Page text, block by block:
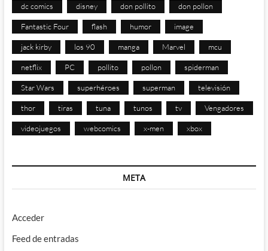
dc comics disney don pollito don pollon
Fantastic Four flash humor image
jack kirby los 90 manga Marvel mcu
netflix PC pollito pollon spiderman
Star Wars superhéroes superman televisión
thor tiras tuna tunos tv Vengadores
videojuegos webcomics x-men xbox
META
Acceder
Feed de entradas